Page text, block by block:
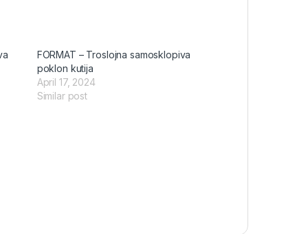
FORMAT – Troslojna samosklopiva
poklon kutija
April 17, 2024
Similar post